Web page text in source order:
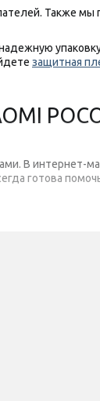
Также мы
защитная
В интернет-
готова